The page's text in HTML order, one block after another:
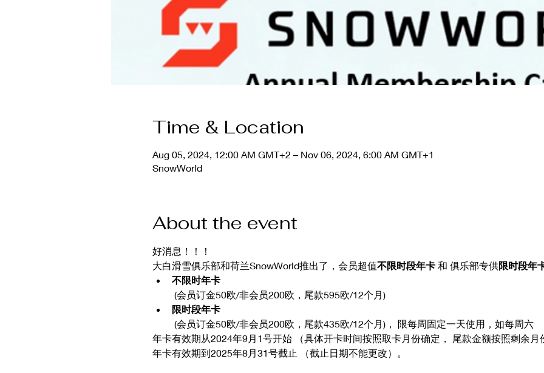
Time & Location
Aug 05, 2024, 12:00 AM GMT+2 – Nov 06, 2024, 6:00 AM GMT+1
SnowWorld
About the event
好消息！！！
大白滑雪俱乐部和荷兰SnowWorld推出了，会员超值不限时段年卡 和 俱乐部专供限时段年卡
不限时年卡
(会员订金50欧/非会员200欧，尾款595欧/12个月)
限时段年卡
(会员订金50欧/非会员200欧，尾款435欧/12个月)， 限每周固定一天使用，如每周六
年卡有效期从2024年9月1号开始 （具体开卡时间按照取卡月份确定， 尾款金额按照剩余月
年卡有效期到2025年8月31号截止 （截止日期不能更改）。